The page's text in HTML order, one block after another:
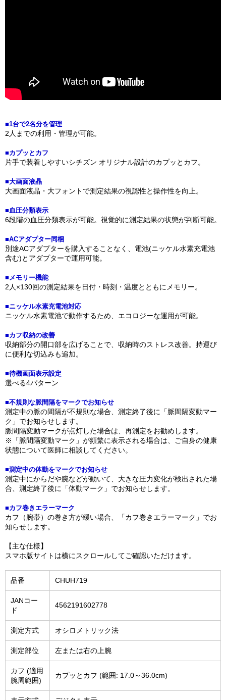
■1台で2名分を管理
2人までの利用・管理が可能。
■カプッとカフ
片手で装着しやすいシチズン オリジナル設計のカプッとカフ。
■大画面液晶
大画面液晶・大フォントで測定結果の視認性と操作性を向上。
■血圧分類表示
6段階の血圧分類表示が可能。視覚的に測定結果の状態が判断可能。
■ACアダプター同梱
別途ACアダプターを購入することなく、電池(ニッケル水素充電池
含む)とアダプターで運用可能。
■メモリー機能
2人×130回の測定結果を日付・時刻・温度とともにメモリー。
■ニッケル水素充電池対応
ニッケル水素電池で動作するため、エコロジーな運用が可能。
■カフ収納の改善
収納部分の開口部を広げることで、収納時のストレス改善。持運び
に便利な切込みも追加。
■待機画面表示設定
選べる4パターン
■不規則な脈間隔をマークでお知らせ
測定中の脈の間隔が不規則な場合、測定終了後に「脈間隔変動マー
ク」でお知らせします。
脈間隔変動マークが点灯した場合は、再測定をお勧めします。
※「脈間隔変動マーク」が頻繁に表示される場合は、ご自身の健康
状態について医師に相談してください。
■測定中の体動をマークでお知らせ
測定中にからだや腕などが動いて、大きな圧力変化が検出された場
合、測定終了後に「体動マーク」でお知らせします。
■カフ巻きエラーマーク
カフ（腕帯）の巻き方が緩い場合、「カフ巻きエラーマーク」でお
知らせします。
【主な仕様】
スマホ版サイトは横にスクロールしてご確認いただけます。
品番 CHUH719
JANコー
ド
4562191602778
測定方式 オシロメトリック法
測定部位 左または右の上腕
カフ (適用
腕周範囲)
カプッとカフ (範囲: 17.0～36.0cm)